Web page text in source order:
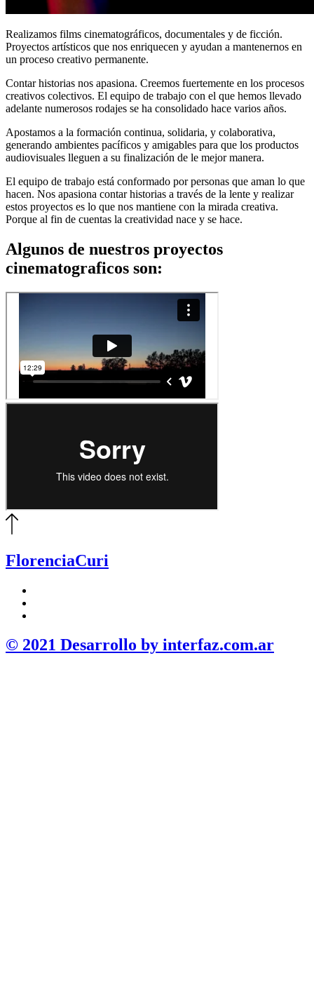
Realizamos films cinematográficos, documentales y de ficción.
Proyectos artísticos que nos enriquecen y ayudan a mantenernos en
un proceso creativo permanente.
Contar historias nos apasiona. Creemos fuertemente en los procesos
creativos colectivos. El equipo de trabajo con el que hemos llevado
adelante numerosos rodajes se ha consolidado hace varios años.
Apostamos a la formación continua, solidaria, y colaborativa,
generando ambientes pacíficos y amigables para que los productos
audiovisuales lleguen a su finalización de le mejor manera.
El equipo de trabajo está conformado por personas que aman lo que
hacen. Nos apasiona contar historias a través de la lente y realizar
estos proyectos es lo que nos mantiene con la mirada creativa.
Porque al fin de cuentas la creatividad nace y se hace.
Algunos de nuestros proyectos
cinematograficos son:
FlorenciaCuri
© 2021 Desarrollo by interfaz.com.ar